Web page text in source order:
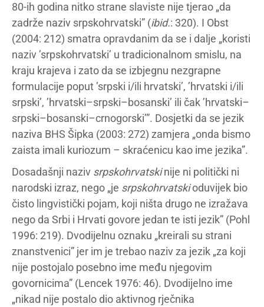
80-ih godina nitko strane slaviste nije tjerao „da
zadrže naziv srpskohrvatski” (ibid.: 320). I Obst
(2004: 212) smatra opravdanim da se i dalje „koristi
naziv ’srpskohrvatski’ u tradicionalnom smislu, na
kraju krajeva i zato da se izbjegnu nezgrapne
formulacije poput ’srpski i/ili hrvatski’, ’hrvatski i/ili
srpski’, ’hrvatski–srpski–bosanski’ ili čak ’hrvatski–
srpski–bosanski–crnogorski’”. Dosjetki da se jezik
naziva BHS Šipka (2003: 272) zamjera „onda bismo
zaista imali kuriozum – skraćenicu kao ime jezika”.
Dosadašnji naziv srpskohrvatskinije ni politički ni
narodski izraz, nego „je srpskohrvatskioduvijek bio
čisto lingvistički pojam, koji ništa drugo ne izražava
nego da Srbi i Hrvati govore jedan te isti jezik” (Pohl
1996: 219). Dvodijelnu oznaku „kreirali su strani
znanstvenici” jer im je trebao naziv za jezik „za koji
nije postojalo posebno ime među njegovim
govornicima” (Lencek 1976: 46). Dvodijelno ime
„nikad nije postalo dio aktivnog rječnika